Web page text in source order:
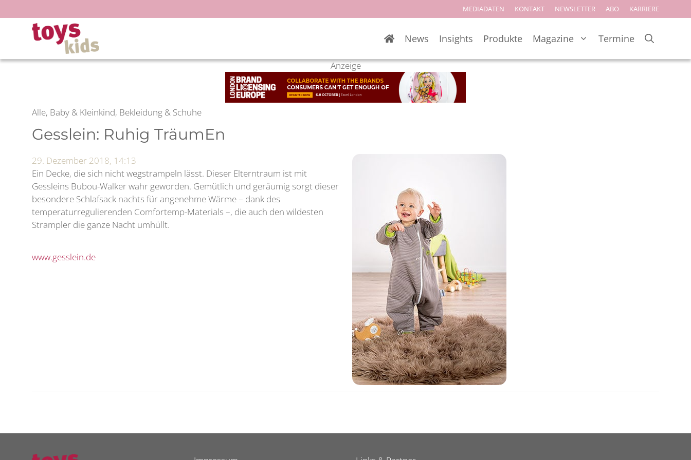
Inhalt
springen
MEDIADATEN KONTAKT NEWSLETTER ABO KARRIERE
News Insights Produkte Magazine Termine
Anzeige
Alle, Baby & Kleinkind, Bekleidung & Schuhe
Gesslein: Ruhig TräumEn
29. Dezember 2018, 14:13
Ein Decke, die sich nicht wegstrampeln lässt. Dieser Elterntraum ist mit
Gessleins Bubou-Walker wahr geworden. Gemütlich und geräumig sorgt dieser
besondere Schlafsack nachts für angenehme Wärme – dank des
temperaturregulierenden Comfortemp-Materials –, die auch den wildesten
Strampler die ganze Nacht umhüllt.
www.gesslein.de